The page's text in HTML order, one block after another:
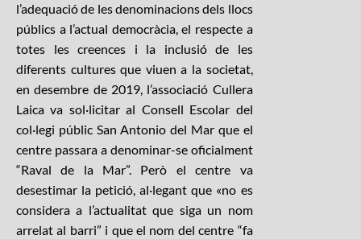
l’adequació de les denominacions dels llocs
públics a l’actual democràcia, el respecte a
totes les creences i la inclusió de les
diferents cultures que viuen a la societat,
en desembre de 2019, l’associació Cullera
Laica va sol·licitar al Consell Escolar del
col·legi públic San Antonio del Mar que el
centre passara a denominar-se oficialment
“Raval de la Mar”. Però el centre va
desestimar la petició, al·legant que «no es
considera a l’actualitat que siga un nom
arrelat al barri” i que el nom del centre “fa